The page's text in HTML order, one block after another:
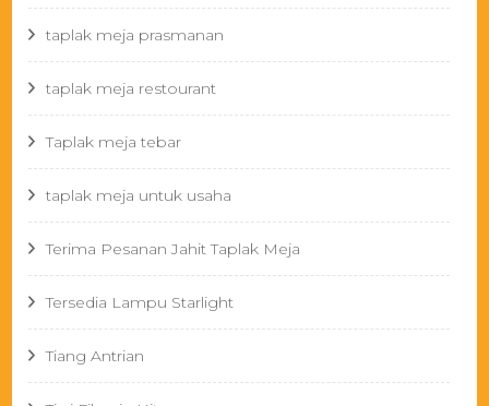
taplak meja prasmanan
taplak meja restourant
Taplak meja tebar
taplak meja untuk usaha
Terima Pesanan Jahit Taplak Meja
Tersedia Lampu Starlight
Tiang Antrian